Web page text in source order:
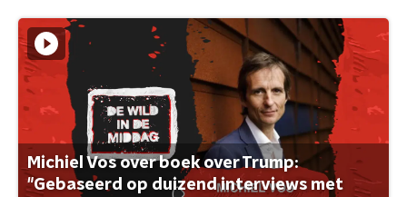
Michiel Vos over boek over Trump:
"Gebaseerd op duizend interviews met